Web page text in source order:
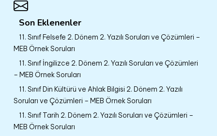
Son Eklenenler
11. Sınıf Felsefe 2. Dönem 2. Yazılı Soruları ve Çözümleri –
MEB Örnek Soruları
11. Sınıf İngilizce 2. Dönem 2. Yazılı Soruları ve Çözümleri
– MEB Örnek Soruları
11. Sınıf Din Kültürü ve Ahlak Bilgisi 2. Dönem 2. Yazılı
Soruları ve Çözümleri – MEB Örnek Soruları
11. Sınıf Tarih 2. Dönem 2. Yazılı Soruları ve Çözümleri –
MEB Örnek Soruları